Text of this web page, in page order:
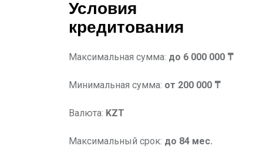
Условия
кредитования
Максимальная сумма: до 6 000 000 ₸
Минимальная сумма: от 200 000 ₸
Валюта: KZT
Максимальный срок: до 84 мес.